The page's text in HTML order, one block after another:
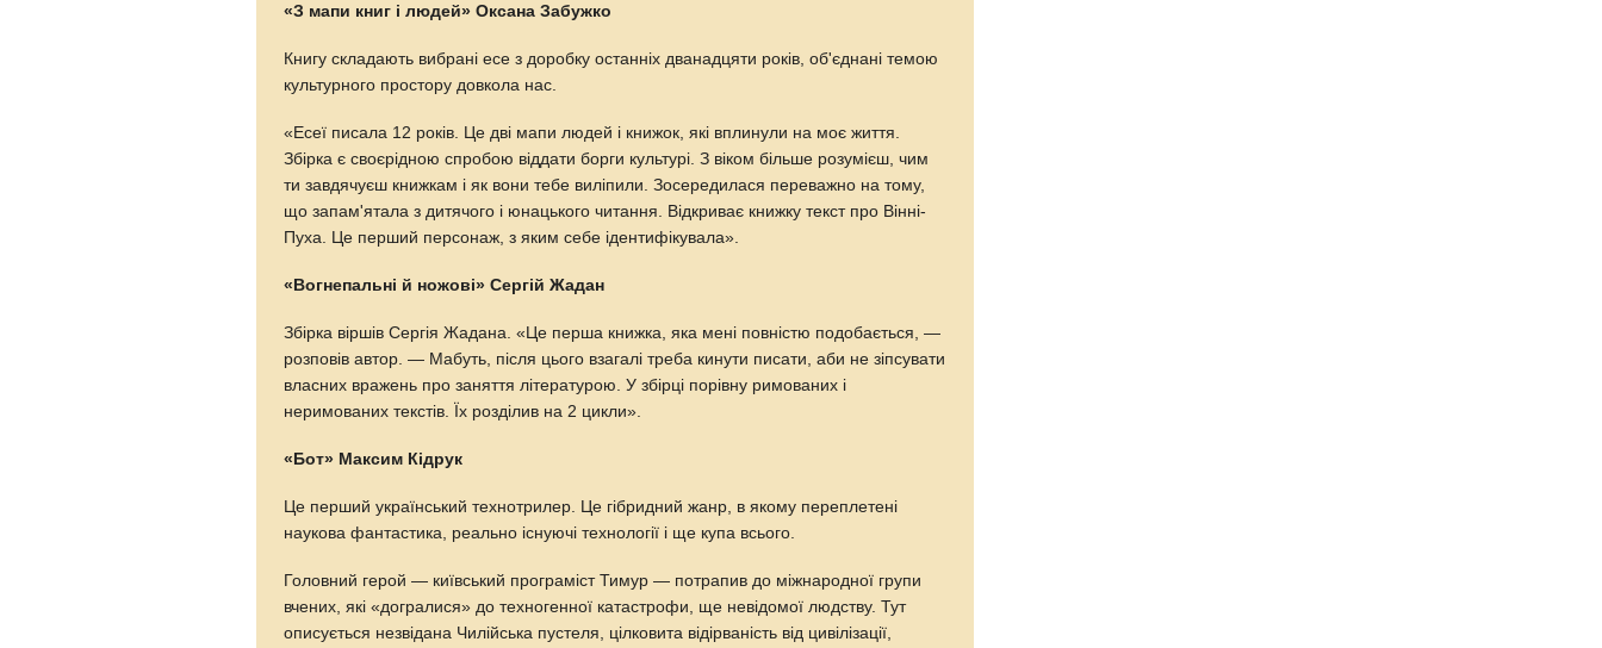
«З мапи книг і людей» Оксана Забужко
Книгу складають вибрані есе з доробку останніх дванадцяти років, об'єднані темою
культурного простору довкола нас.
«Есеї писала 12 років. Це дві мапи людей і книжок, які вплинули на моє життя.
Збірка є своєрідною спробою віддати борги культурі. З віком більше розумієш, чим
ти завдячуєш книжкам і як вони тебе виліпили. Зосередилася переважно на тому,
що запам'ятала з дитячого і юнацького читання. Відкриває книжку текст про Вінні-
Пуха. Це перший персонаж, з яким себе ідентифікувала».
«Вогнепальні й ножові» Сергій Жадан
Збірка віршів Сергія Жадана. «Це перша книжка, яка мені повністю подобається, —
розповів автор. — Мабуть, після цього взагалі треба кинути писати, аби не зіпсувати
власних вражень про заняття літературою. У збірці порівну римованих і
неримованих текстів. Їх розділив на 2 цикли».
«Бот» Максим Кідрук
Це перший український технотрилер. Це гібридний жанр, в якому переплетені
наукова фантастика, реально існуючі технології і ще купа всього.
Головний герой — київський програміст Тимур — потрапив до міжнародної групи
вчених, які «догралися» до техногенної катастрофи, ще невідомої людству. Тут
описується незвідана Чилійська пустеля, цілковита відірваність від цивілізації,